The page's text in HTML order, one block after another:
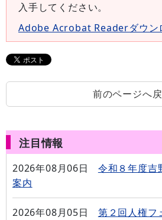
入手してください。
Adobe Acrobat Readerダウン
前のページへ
注目情報
2026年08月06日
令和８年度吉
案内
2026年08月05日
第２回人権フ